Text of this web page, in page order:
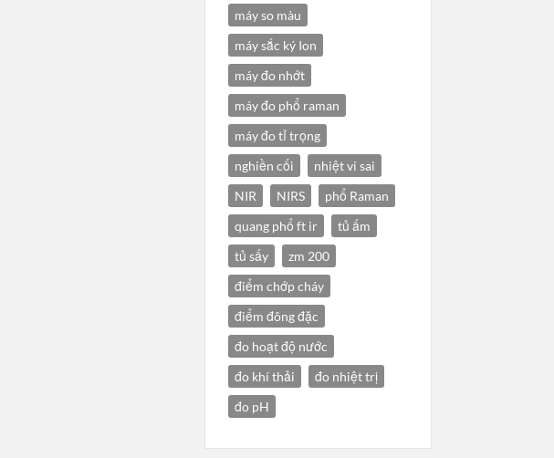
máy so màu
máy sắc ký Ion
máy đo nhớt
máy đo phổ raman
máy đo tỉ trọng
nghiền cối
nhiệt vi sai
NIR
NIRS
phổ Raman
quang phổ ft ir
tủ ấm
tủ sấy
zm 200
điểm chớp cháy
điểm đông đặc
đo hoạt độ nước
đo khí thải
đo nhiệt trị
đo pH